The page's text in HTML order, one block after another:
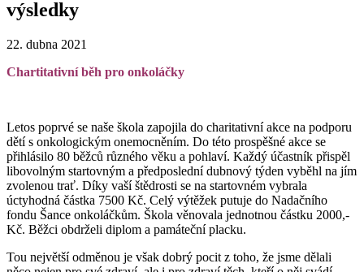
výsledky
22. dubna 2021
Chartitativní běh pro onkoláčky
Letos poprvé se naše škola zapojila do charitativní akce na podporu
dětí s onkologickým onemocněním. Do této prospěšné akce se
přihlásilo 80 běžců různého věku a pohlaví. Každý účastník přispěl
libovolným startovným a předposlední dubnový týden vyběhl na jím
zvolenou trať. Díky vaší štědrosti se na startovném vybrala
úctyhodná částka 7500 Kč. Celý výtěžek putuje do Nadačního
fondu Šance onkoláčkům. Škola věnovala jednotnou částku 2000,-
Kč. Běžci obdrželi diplom a památeční placku.
Tou největší odměnou je však dobrý pocit z toho, že jsme dělali